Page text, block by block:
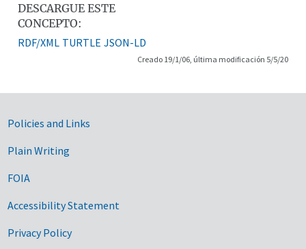
DESCARGUE ESTE
CONCEPTO:
RDF/XML TURTLE JSON-LD
Creado 19/1/06, última modificación 5/5/20
Government Links
Policies and Links
Plain Writing
FOIA
Accessibility Statement
Privacy Policy